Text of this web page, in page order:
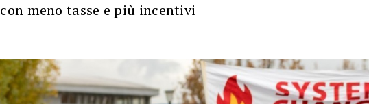
con meno tasse e più incentivi